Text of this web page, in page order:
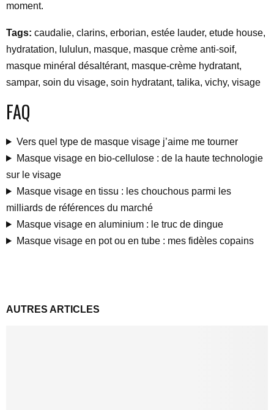
moment.
Tags: caudalie, clarins, erborian, estée lauder, etude house,
hydratation, lululun, masque, masque crème anti-soif,
masque minéral désaltérant, masque-crème hydratant,
sampar, soin du visage, soin hydratant, talika, vichy, visage
FAQ
Vers quel type de masque visage j’aime me tourner
Masque visage en bio-cellulose : de la haute technologie
sur le visage
Masque visage en tissu : les chouchous parmi les
milliards de références du marché
Masque visage en aluminium : le truc de dingue
Masque visage en pot ou en tube : mes fidèles copains
AUTRES ARTICLES